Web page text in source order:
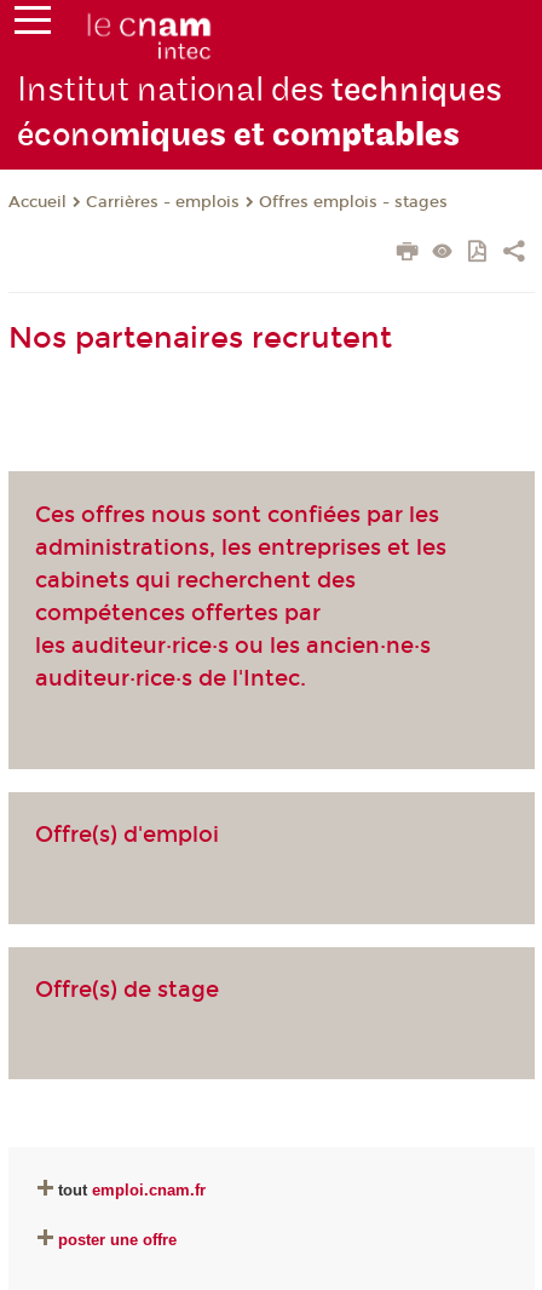
Institut national destechniques
économiques et comptables
Accueil Carrières - emplois Offres emplois - stages
Nos partenaires recrutent
Ces offres nous sont confiées par les
administrations, les entreprises et les
cabinets qui recherchent des
compétences offertes par
les auditeur·rice·s ou les ancien·ne·s
auditeur·rice·s de l'Intec.
Offre(s) d'emploi
Offre(s) de stage
tout emploi.cnam.fr
poster une offre